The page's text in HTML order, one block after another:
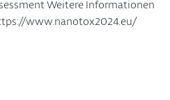
Weitere Informationen
www.nanotox2024.eu/